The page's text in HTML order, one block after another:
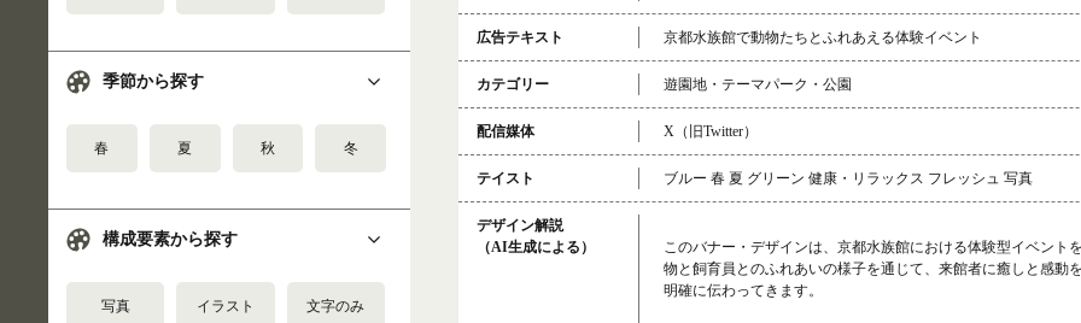
季節から探す
春 夏 秋 冬
構成要素から探す
写真 イラスト 文字のみ
広告テキスト 京都水族館で動物たちとふれあえる体験イベント
カテゴリー 遊園地・テーマパーク・公園
配信媒体 X（旧Twitter）
テイスト ブルー 春 夏 グリーン 健康・リラックス フレッシュ 写真
デザイン解説
（AI生成による）
このバナー・デザインは、京都水族館における体験型イベント
物と飼育員とのふれあいの様子を通じて、来館者に癒しと感動
明確に伝わってきます。